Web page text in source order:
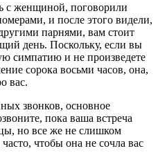
с женщиной, поговорили
и после этого видели,
парнями, вам стоит
день. Поскольку, если вы
симпатию и не произведете
сорока восьми часов, она,
вас.
звонков, основное
пока ваша встреча
но все же не слишком
чтобы она не сочла вас